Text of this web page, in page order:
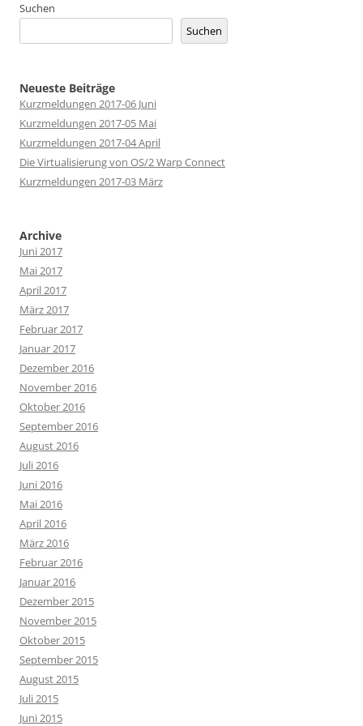
Suchen
Suchen
Neueste Beiträge
Kurzmeldungen 2017-06 Juni
Kurzmeldungen 2017-05 Mai
Kurzmeldungen 2017-04 April
Die Virtualisierung von OS/2 Warp Connect
Kurzmeldungen 2017-03 März
Archive
Juni 2017
Mai 2017
April 2017
März 2017
Februar 2017
Januar 2017
Dezember 2016
November 2016
Oktober 2016
September 2016
August 2016
Juli 2016
Juni 2016
Mai 2016
April 2016
März 2016
Februar 2016
Januar 2016
Dezember 2015
November 2015
Oktober 2015
September 2015
August 2015
Juli 2015
Juni 2015